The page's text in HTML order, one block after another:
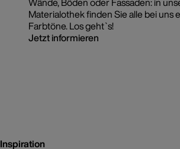
Materialothek finden Sie alle bei uns
Farbtöne. Los geht`s!
Jetzt informieren
Inspiration